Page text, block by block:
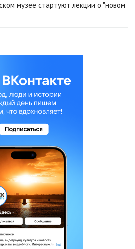
музее стартуют лекции о "новом